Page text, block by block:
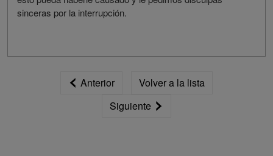
sinceras por la interrupción.
Anterior
Volver a la lista
Siguiente